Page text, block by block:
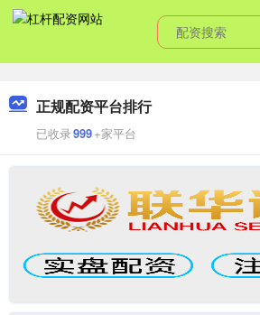
正规配资平台排行
已收录999+家平台